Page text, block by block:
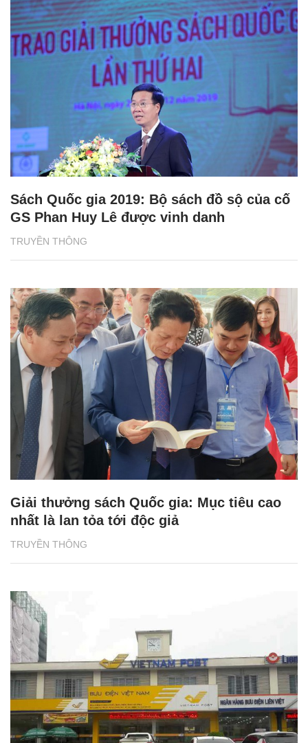
TRUYỀN THÔNG
Sách Quốc gia 2019: Bộ sách đồ sộ của cố
GS Phan Huy Lê được vinh danh
TRUYỀN THÔNG
Giải thưởng sách Quốc gia: Mục tiêu cao
nhất là lan tỏa tới độc giả